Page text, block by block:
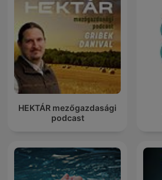
HEKTÁR mezőgazdasági
podcast